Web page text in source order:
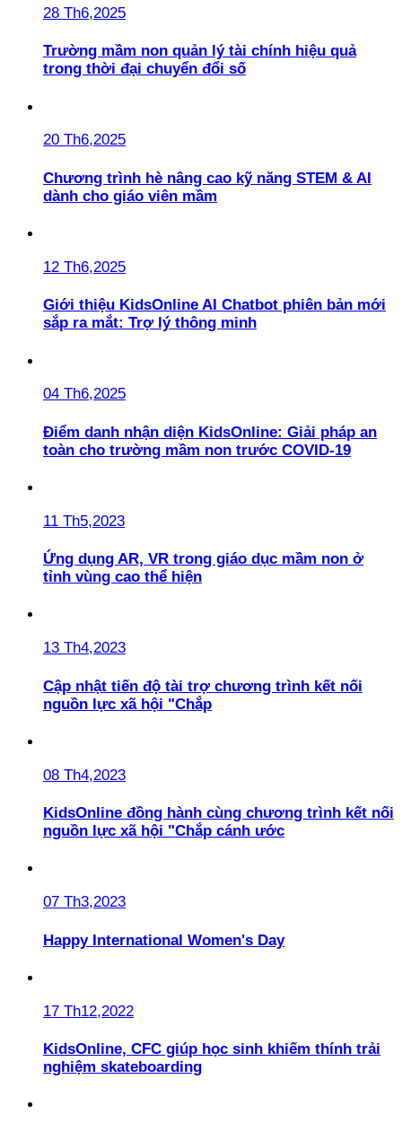
28 Th6,2025
Trường mầm non quản lý tài chính hiệu quả
trong thời đại chuyển đổi số
20 Th6,2025
Chương trình hè nâng cao kỹ năng STEM & AI
dành cho giáo viên mầm
12 Th6,2025
Giới thiệu KidsOnline AI Chatbot phiên bản mới
sắp ra mắt: Trợ lý thông minh
04 Th6,2025
Điểm danh nhận diện KidsOnline: Giải pháp an
toàn cho trường mầm non trước COVID-19
11 Th5,2023
Ứng dụng AR, VR trong giáo dục mầm non ở
tỉnh vùng cao thể hiện
13 Th4,2023
Cập nhật tiến độ tài trợ chương trình kết nối
nguồn lực xã hội "Chắp
08 Th4,2023
KidsOnline đồng hành cùng chương trình kết nối
nguồn lực xã hội "Chắp cánh ước
07 Th3,2023
Happy International Women's Day
17 Th12,2022
KidsOnline, CFC giúp học sinh khiếm thính trải
nghiệm skateboarding